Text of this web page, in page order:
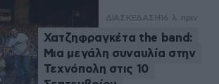
ΔΙΑΣΚΕΔΑΣΗ 16 λ. πριν
Χατζηφραγκέτα the band:
Μια μεγάλη συναυλία στην
Τεχνόπολη στις 10